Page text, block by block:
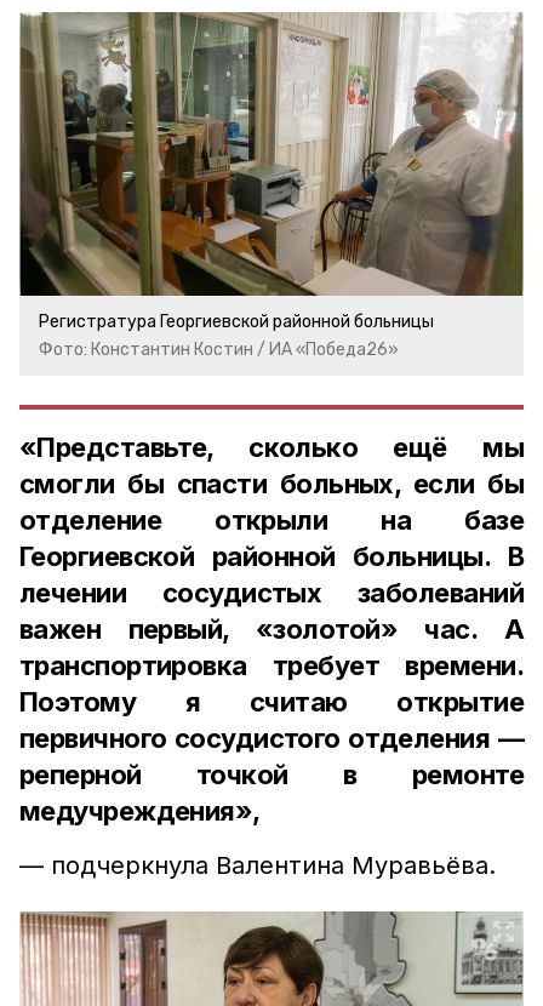
Регистратура Георгиевской районной больницы
Фото: Константин Костин / ИА «Победа26»
«Представьте, сколько ещё мы
смогли бы спасти больных, если бы
отделение открыли на базе
Георгиевской районной больницы. В
лечении сосудистых заболеваний
важен первый, «золотой» час. А
транспортировка требует времени.
Поэтому я считаю открытие
первичного сосудистого отделения —
реперной точкой в ремонте
медучреждения»,
— подчеркнула Валентина Муравьёва.